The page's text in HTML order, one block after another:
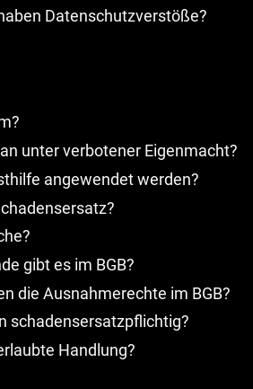
Datenschutzverstöße?
unter verbotener Eigenmacht?
angewendet werden?
gibt es im BGB?
die Ausnahmerechte im BGB?
schadensersatzpflichtig?
Handlung?